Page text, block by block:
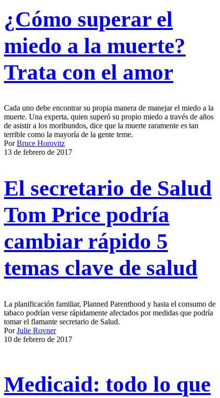
¿Cómo superar el
miedo a la muerte?
Trata con el amor
Cada uno debe encontrar su propia manera de manejar el miedo a la
muerte. Una experta, quien superó su propio miedo a través de años
de asistir a los moribundos, dice que la muerte raramente es tan
terrible como la mayoría de la gente teme.
PorBruce Horovitz
13 de febrero de 2017
El secretario de Salud
Tom Price podría
cambiar rápido 5
temas clave de salud
La planificación familiar, Planned Parenthood y hasta el consumo de
tabaco podrían verse rápidamente afectados por medidas que podría
tomar el flamante secretario de Salud.
PorJulie Rovner
10 de febrero de 2017
Medicaid: todo lo que